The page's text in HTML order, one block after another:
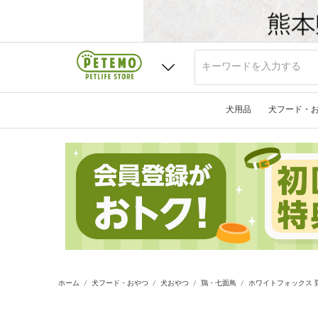
犬用品 犬フード・
ホーム 犬フード・おやつ 犬おやつ 鶏・七面鳥 ホワイトフォックス